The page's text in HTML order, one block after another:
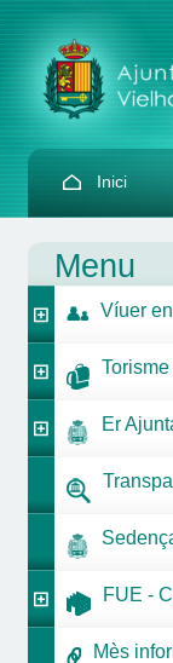
Inici
Menu
Víuer
Er
FUE -
Mès